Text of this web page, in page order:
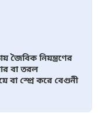
জৈবিক নিয়ন্ত্রণের
বা তরল
বা স্প্রে করে বেগুনী